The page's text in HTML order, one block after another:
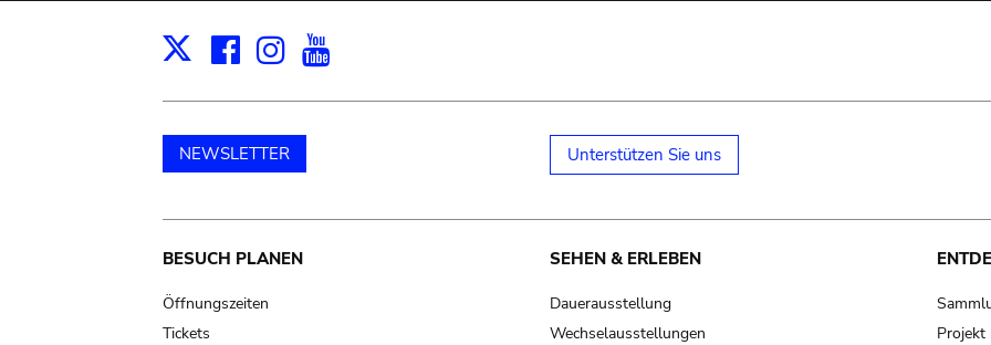
X Facebook
Instagram
NEWSLETTER Unterstützen Sie uns
Main
navigation
BESUCH PLANEN
Öffnungszeiten
Tickets
SEHEN & ERLEBEN
Dauerausstellung
Wechselausstellungen
Projekt